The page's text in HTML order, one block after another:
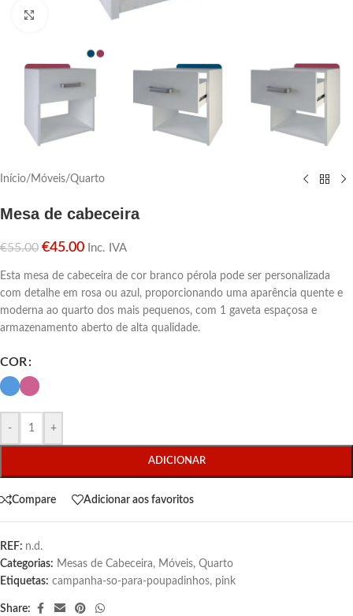
Click para aumentar
Início/ Móveis/Quarto
Mesa de cabeceira
€55.00 €45.00 Inc. IVA
Esta mesa de cabeceira de cor branco pérola pode ser personalizada
com detalhe em rosa ou azul, proporcionando uma aparência quente e
moderna ao quarto dos mais pequenos, com 1 gaveta espaçosa e
armazenamento aberto de alta qualidade.
COR
- +
ADICIONAR
Compare Adicionar aos favoritos
REF: n.d.
Categorias: Mesas de Cabeceira, Móveis, Quarto
Etiquetas: campanha-so-para-poupadinhos, pink
Share: